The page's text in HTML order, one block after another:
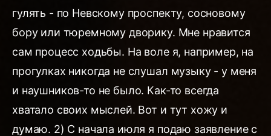
гулять - по Невскому проспекту, сосновому
бору или тюремному дворику. Мне нравится
сам процесс ходьбы. На воле я, например, на
прогулках никогда не слушал музыку - у меня
и наушников-то не было. Как-то всегда
хватало своих мыслей. Вот и тут хожу и
думаю. 2) С начала июля я подаю заявление с